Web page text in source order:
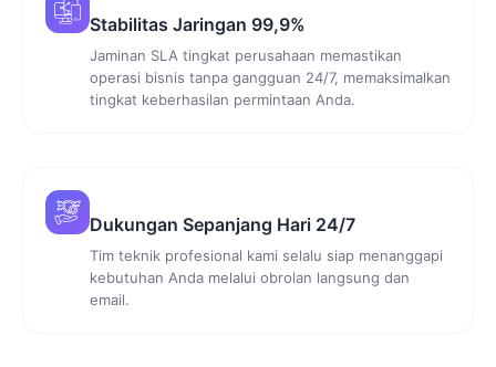
Stabilitas Jaringan 99,9%
Jaminan SLA tingkat perusahaan memastikan
operasi bisnis tanpa gangguan 24/7, memaksimalkan
tingkat keberhasilan permintaan Anda.
Dukungan Sepanjang Hari 24/7
Tim teknik profesional kami selalu siap menanggapi
kebutuhan Anda melalui obrolan langsung dan
email.